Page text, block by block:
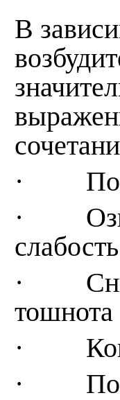
В
·
·
·
тошнота
·
·